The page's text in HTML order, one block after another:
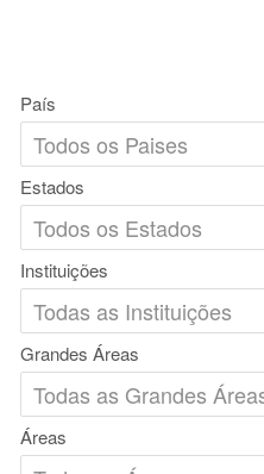
País
Estados
Instituições
Grandes Áreas
Áreas